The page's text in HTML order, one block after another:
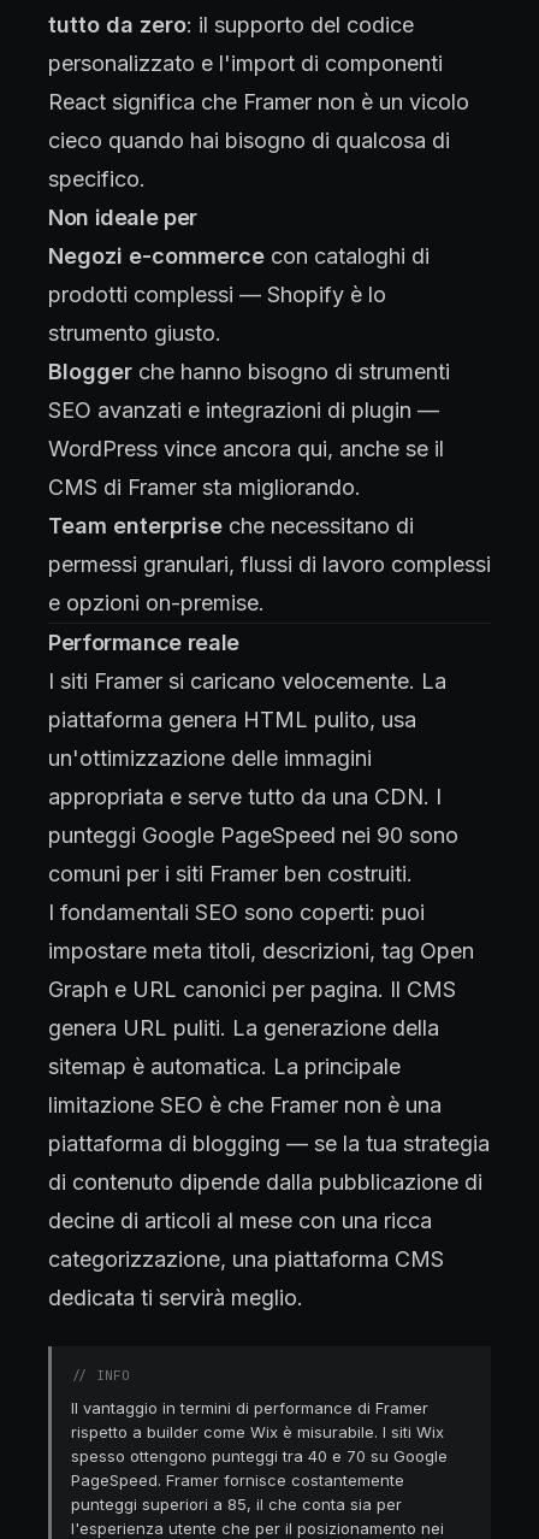
tutto da zero: il supporto del codice
personalizzato e l'import di componenti
React significa che Framer non è un vicolo
cieco quando hai bisogno di qualcosa di
specifico.
Non ideale per
Negozi e-commerce con cataloghi di
prodotti complessi — Shopify è lo
strumento giusto.
Blogger che hanno bisogno di strumenti
SEO avanzati e integrazioni di plugin —
WordPress vince ancora qui, anche se il
CMS di Framer sta migliorando.
Team enterprise che necessitano di
permessi granulari, flussi di lavoro complessi
e opzioni on-premise.
Performance reale
I siti Framer si caricano velocemente. La
piattaforma genera HTML pulito, usa
un'ottimizzazione delle immagini
appropriata e serve tutto da una CDN. I
punteggi Google PageSpeed nei 90 sono
comuni per i siti Framer ben costruiti.
I fondamentali SEO sono coperti: puoi
impostare meta titoli, descrizioni, tag Open
Graph e URL canonici per pagina. Il CMS
genera URL puliti. La generazione della
sitemap è automatica. La principale
limitazione SEO è che Framer non è una
piattaforma di blogging — se la tua strategia
di contenuto dipende dalla pubblicazione di
decine di articoli al mese con una ricca
categorizzazione, una piattaforma CMS
dedicata ti servirà meglio.
// INFO
Il vantaggio in termini di performance di Framer
rispetto a builder come Wix è misurabile. I siti Wix
spesso ottengono punteggi tra 40 e 70 su Google
PageSpeed. Framer fornisce costantemente
punteggi superiori a 85, il che conta sia per
l'esperienza utente che per il posizionamento nei